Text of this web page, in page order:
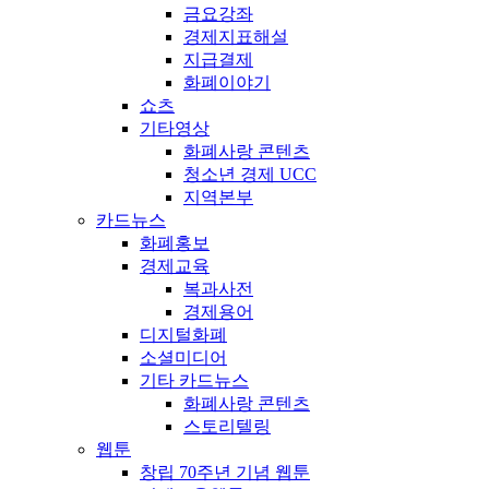
금요강좌
경제지표해설
지급결제
화폐이야기
쇼츠
기타영상
화폐사랑 콘텐츠
청소년 경제 UCC
지역본부
카드뉴스
화폐홍보
경제교육
복과사전
경제용어
디지털화폐
소셜미디어
기타 카드뉴스
화폐사랑 콘텐츠
스토리텔링
웹툰
창립 70주년 기념 웹툰